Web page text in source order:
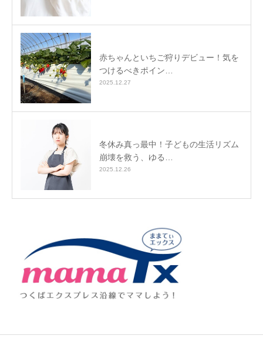
赤ちゃんといちご狩りデビュー！気を
つけるべきポイン…
2025.12.27
冬休み真っ最中！子どもの生活リズム
崩壊を救う、ゆる…
2025.12.26